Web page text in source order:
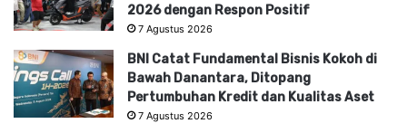
2026 dengan Respon Positif
7 Agustus 2026
BNI Catat Fundamental Bisnis Kokoh di
Bawah Danantara, Ditopang
Pertumbuhan Kredit dan Kualitas Aset
7 Agustus 2026